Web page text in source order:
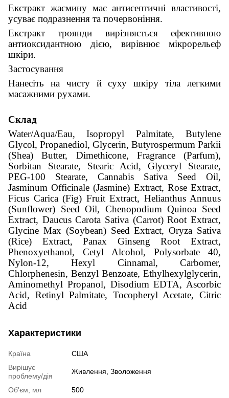
Екстракт жасмину має антисептичні властивості,
усуває подразнення та почервоніння.
Екстракт троянди вирізняється ефективною
антиоксидантною дією, вирівнює мікрорельєф
шкіри.
Застосування
Нанесіть на чисту й суху шкіру тіла легкими
масажними рухами.
Склад
Water/Aqua/Eau, Isopropyl Palmitate, Butylene
Glycol, Propanediol, Glycerin, Butyrospermum Parkii
(Shea) Butter, Dimethicone, Fragrance (Parfum),
Sorbitan Stearate, Stearic Acid, Glyceryl Stearate,
PEG-100 Stearate, Cannabis Sativa Seed Oil,
Jasminum Officinale (Jasmine) Extract, Rose Extract,
Ficus Carica (Fig) Fruit Extract, Helianthus Annuus
(Sunflower) Seed Oil, Chenopodium Quinoa Seed
Extract, Daucus Carota Sativa (Carrot) Root Extract,
Glycine Max (Soybean) Seed Extract, Oryza Sativa
(Rice) Extract, Panax Ginseng Root Extract,
Phenoxyethanol, Cetyl Alcohol, Polysorbate 40,
Nylon-12, Hexyl Cinnamal, Carbomer,
Chlorphenesin, Benzyl Benzoate, Ethylhexylglycerin,
Aminomethyl Propanol, Disodium EDTA, Ascorbic
Acid, Retinyl Palmitate, Tocopheryl Acetate, Citric
Acid
Характеристики
Країна
США
Вирішує
проблему/дія
Живлення Зволоження
Об'єм, мл 500